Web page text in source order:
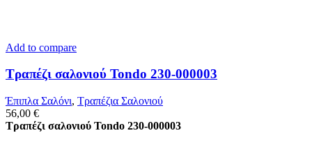
Add to compare
Τραπέζι σαλονιού Tondo 230-000003
Έπιπλα Σαλόνι, Τραπέζια Σαλονιού
56,00 €
Τραπέζι σαλονιού Tondo 230-000003